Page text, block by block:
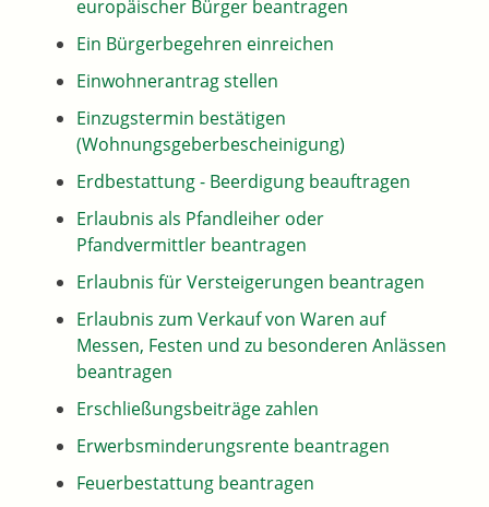
europäischer Bürger beantragen
Ein Bürgerbegehren einreichen
Einwohnerantrag stellen
Einzugstermin bestätigen
(Wohnungsgeberbescheinigung)
Erdbestattung - Beerdigung beauftragen
Erlaubnis als Pfandleiher oder
Pfandvermittler beantragen
Erlaubnis für Versteigerungen beantragen
Erlaubnis zum Verkauf von Waren auf
Messen, Festen und zu besonderen Anlässen
beantragen
Erschließungsbeiträge zahlen
Erwerbsminderungsrente beantragen
Feuerbestattung beantragen